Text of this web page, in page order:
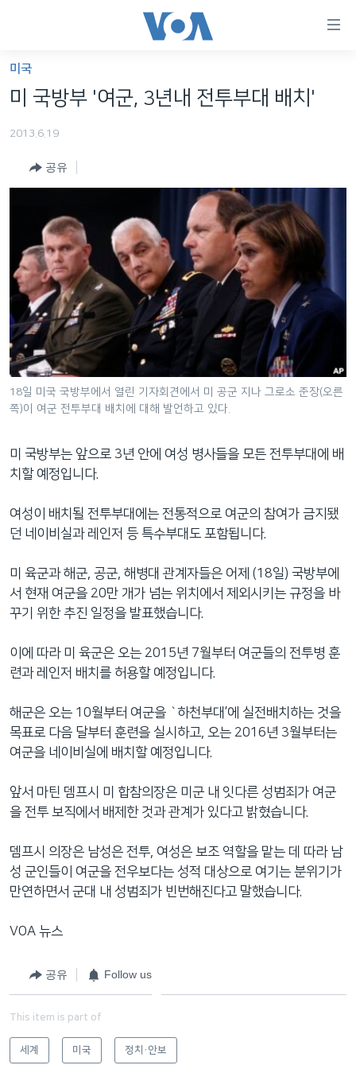
가
능
인
동
메
인
네
비
게
션
으
이
동
색
로
등
VOD
라디오
주파수 안내
언어 선택
미국
미 국방부 '여군, 3년내 전투부대 배치'
2013.6.19
공유
18일 미국 국방부에서 열린 기자회견에서 미 공군 지나 그로소 준장(오른
쪽)이 여군 전투부대 배치에 대해 발언하고 있다.
미 국방부는 앞으로 3년 안에 여성 병사들을 모든 전투부대에 배
치할 예정입니다.
여성이 배치될 전투부대에는 전통적으로 여군의 참여가 금지됐
던 네이비실과 레인저 등 특수부대도 포함됩니다.
미 육군과 해군, 공군, 해병대 관계자들은 어제 (18일) 국방부에
서 현재 여군을 20만 개가 넘는 위치에서 제외시키는 규정을 바
꾸기 위한 추진 일정을 발표했습니다.
이에 따라 미 육군은 오는 2015년 7월부터 여군들의 전투병 훈
련과 레인저 배치를 허용할 예정입니다.
해군은 오는 10월부터 여군을 `하천부대’에 실전배치하는 것을
목표로 다음 달부터 훈련을 실시하고, 오는 2016년 3월부터는
여군을 네이비실에 배치할 예정입니다.
앞서 마틴 뎀프시 미 합참의장은 미군 내 잇다른 성범죄가 여군
을 전투 보직에서 배제한 것과 관계가 있다고 밝혔습니다.
뎀프시 의장은 남성은 전투, 여성은 보조 역할을 맡는 데 따라 남
성 군인들이 여군을 전우보다는 성적 대상으로 여기는 분위기가
만연하면서 군대 내 성범죄가 빈번해진다고 말했습니다.
VOA 뉴스
공유 Follow us
This item is part of
세계 미국 정치·안보